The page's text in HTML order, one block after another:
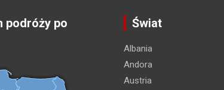
podróży po
Świat
Albania
Andora
Austria